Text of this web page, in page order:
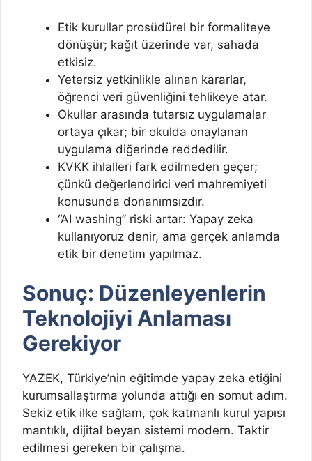
Etik kurullar prosüdürel bir formaliteye
dönüşür; kağıt üzerinde var, sahada
etkisiz.
Yetersiz yetkinlikle alınan kararlar,
öğrenci veri güvenliğini tehlikeye atar.
Okullar arasında tutarsız uygulamalar
ortaya çıkar; bir okulda onaylanan
uygulama diğerinde reddedilir.
KVKK ihlalleri fark edilmeden geçer;
çünkü değerlendirici veri mahremiyeti
konusunda donanımsızdır.
“AI washing” riski artar: Yapay zeka
kullanıyoruz denir, ama gerçek anlamda
etik bir denetim yapılmaz.
Sonuç: Düzenleyenlerin
Teknolojiyi Anlaması
Gerekiyor
YAZEK, Türkiye’nin eğitimde yapay zeka etiğini
kurumsallaştırma yolunda attığı en somut adım.
Sekiz etik ilke sağlam, çok katmanlı kurul yapısı
mantıklı, dijital beyan sistemi modern. Taktir
edilmesi gereken bir çalışma.